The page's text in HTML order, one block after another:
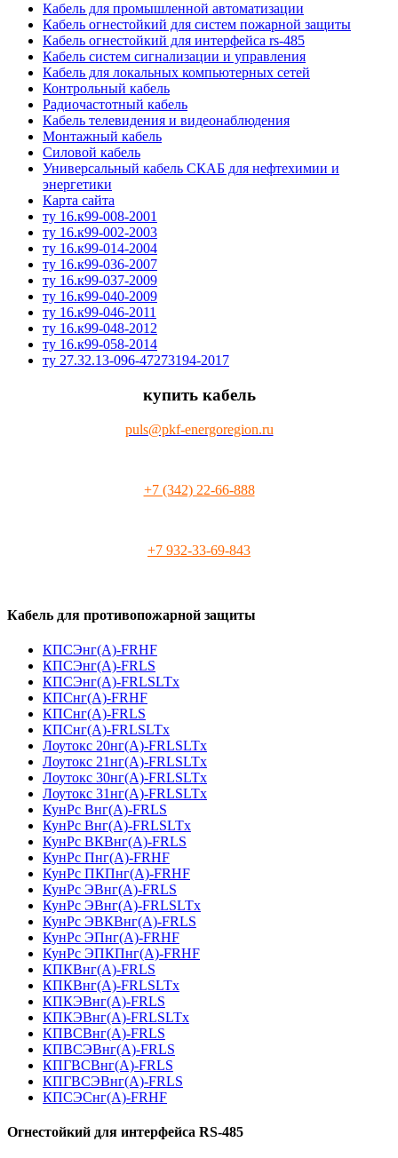
Кабель для промышленной автоматизации
Кабель огнестойкий для систем пожарной защиты
Кабель огнестойкий для интерфейса rs-485
Кабель систем сигнализации и управления
Кабель для локальных компьютерных сетей
Контрольный кабель
Радиочастотный кабель
Кабель телевидения и видеонаблюдения
Монтажный кабель
Силовой кабель
Универсальный кабель СКАБ для нефтехимии и
энергетики
Карта сайта
ту 16.к99-008-2001
ту 16.к99-002-2003
ту 16.к99-014-2004
ту 16.к99-036-2007
ту 16.к99-037-2009
ту 16.к99-040-2009
ту 16.к99-046-2011
ту 16.к99-048-2012
ту 16.к99-058-2014
ту 27.32.13-096-47273194-2017
купить кабель
puls@pkf-energoregion.ru
+7 (342) 22-66-888
+7 932-33-69-843
Кабель для противопожарной защиты
КПСЭнг(А)-FRHF
КПСЭнг(А)-FRLS
КПСЭнг(А)-FRLSLTx
КПСнг(А)-FRHF
КПСнг(А)-FRLS
КПСнг(А)-FRLSLTx
Лоутокс 20нг(А)-FRLSLTx
Лоутокс 21нг(А)-FRLSLTx
Лоутокс 30нг(А)-FRLSLTx
Лоутокс 31нг(А)-FRLSLTx
КунРс Внг(А)-FRLS
КунРс Внг(А)-FRLSLTx
КунРс ВКВнг(А)-FRLS
КунРс Пнг(А)-FRHF
КунРс ПКПнг(А)-FRHF
КунРс ЭВнг(А)-FRLS
КунРс ЭВнг(А)-FRLSLTx
КунРс ЭВКВнг(А)-FRLS
КунРс ЭПнг(А)-FRHF
КунРс ЭПКПнг(А)-FRHF
КПКВнг(А)-FRLS
КПКВнг(А)-FRLSLTx
КПКЭВнг(А)-FRLS
КПКЭВнг(А)-FRLSLTx
КПВСВнг(А)-FRLS
КПВСЭВнг(А)-FRLS
КПГВСВнг(А)-FRLS
КПГВСЭВнг(А)-FRLS
КПСЭСнг(А)-FRHF
Огнестойкий для интерфейса RS-485